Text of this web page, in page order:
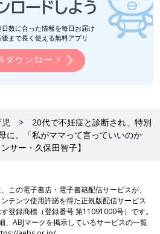
数に合った情報を毎日お届け
まで長く使える無料アプリ
ダウンロード
20代で不妊症と診断され、特別
に。「私がママって言っていいのか
サー・久保田智子】
この電子書店・電子書籍配信サービスが、
テンツ使用許諾を得た正規版配信サービス
登録商標（登録番号 第11091000号）です。
、ABJマークを掲示しているサービスの一覧